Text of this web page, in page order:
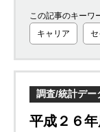
この記事のキーワ
キャリア
セ
調査/統計デー
平成２６